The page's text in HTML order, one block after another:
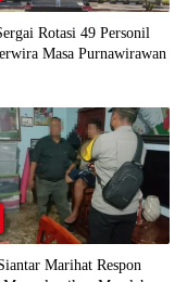
Rotasi 49 Personil
Masa Purnawirawan
Marihat Respon